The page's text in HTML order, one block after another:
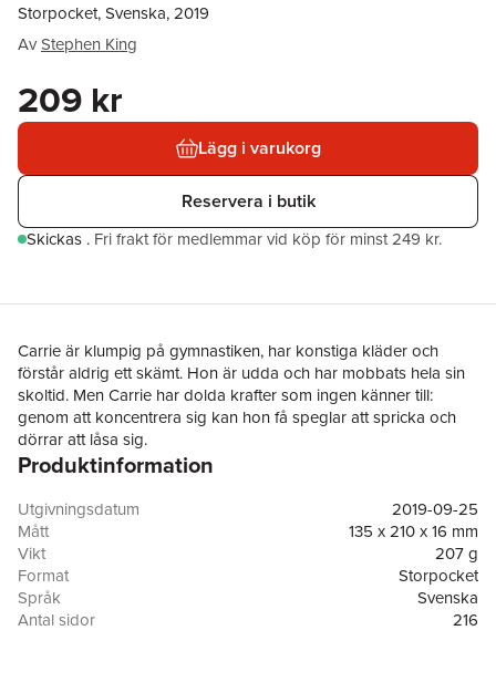
Storpocket, Svenska, 2019
AvStephen King
209 kr
Lägg i varukorg
Reservera i butik
Skickas . Fri frakt för medlemmar vid köp för minst 249 kr.
Carrie är klumpig på gymnastiken, har konstiga kläder och
förstår aldrig ett skämt. Hon är udda och har mobbats hela sin
skoltid. Men Carrie har dolda krafter som ingen känner till:
genom att koncentrera sig kan hon få speglar att spricka och
dörrar att låsa sig.
Denna märkliga gåva måste dock som så mycket annat i
nämligen att förmågan är en synd och att kraften kommer från
Djävulen.
På skolans avslutningsbal utsätts Carrie för ett hänsynslöst
skämt och i sin förtvivlan kan hon inte längre tygla sina krafter.
De släpps nu fria med full styrka och resultatet blir förödande.
Produktinformation
Utgivningsdatum
2019-09-25
Mått
135 x 210 x 16 mm
Vikt
207 g
Format
Storpocket
Språk
Svenska
Antal sidor
216